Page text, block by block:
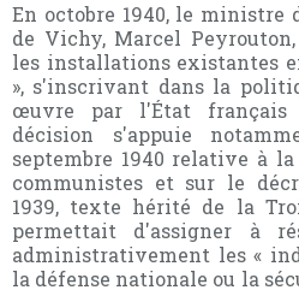
En octobre 1940, le
de Vichy, Marcel
les installations existantes
», s'inscrivant dans la
œuvre par l'État français
décision s'appuie
septembre 1940 relative à
communistes et sur le
1939, texte hérité de la
permettait d'assigner à
administrativement les «
la défense nationale ou la